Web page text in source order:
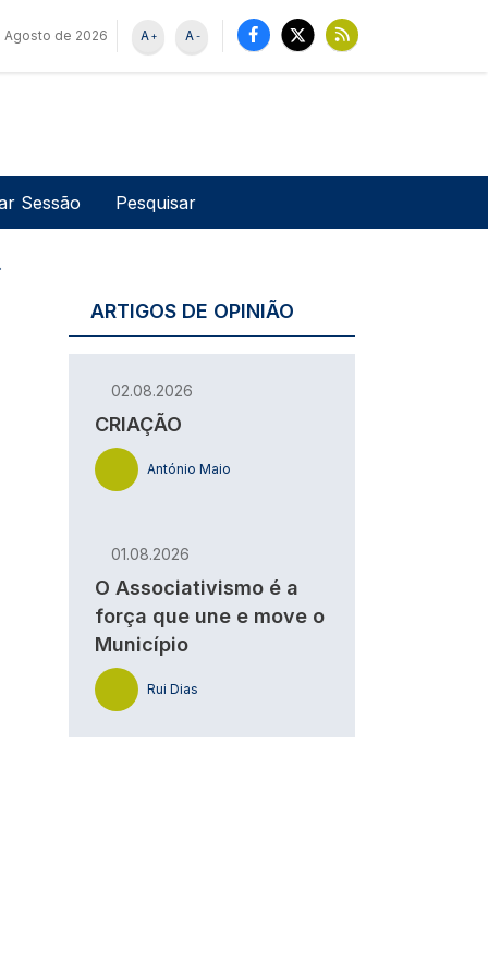
Agosto de 2026 -
A
+
A
de utilizador
Sessão
ARTIGOS DE OPINIÃO
02.08.2026
CRIAÇÃO
António Maio
01.08.2026
O Associativismo é a
força que une e move o
Município
Rui Dias